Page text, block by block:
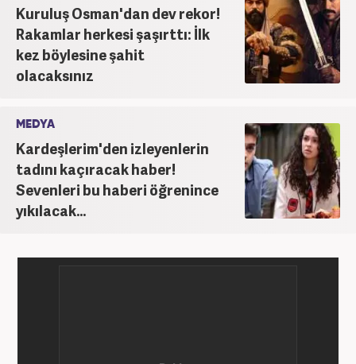
Kuruluş Osman'dan dev rekor!
Rakamlar herkesi şaşırttı: İlk
kez böylesine şahit
olacaksınız
MEDYA
Kardeşlerim'den izleyenlerin
tadını kaçıracak haber!
Sevenleri bu haberi öğrenince
yıkılacak...